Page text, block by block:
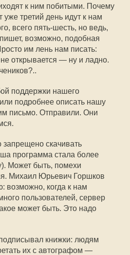
к ним побитыми. Почему
уже третий день идут к нам
всего пять-шесть, но ведь,
возможно, подобная
им лень нам писать:
открывается — ну и ладно.
поддержки нашего
подробнее описать нашу
письмо. Отправили. Они
запрещено скачивать
программа стала более
Может быть, помехи
Михаил Юрьевич Горшков
возможно, когда к нам
пользователей, сервер
может быть. Это надо
книжки: людям
их с автографом —